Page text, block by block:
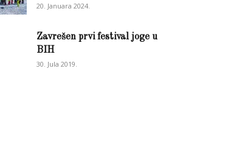
20. Januara 2024.
Zavrešen prvi festival joge u
BIH
30. Jula 2019.